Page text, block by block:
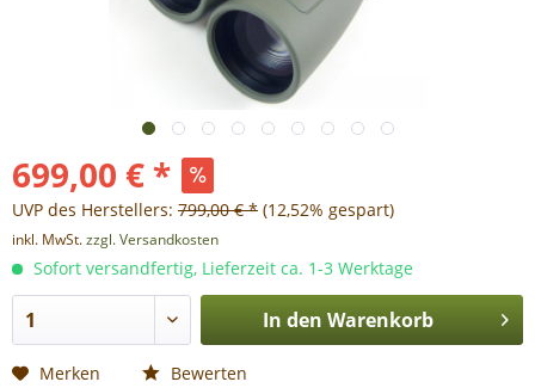
699,00 € *
UVP des Herstellers: 799,00 € * (12,52% gespart)
inkl. MwSt.zzgl. Versandkosten
Sofort versandfertig, Lieferzeit ca. 1-3 Werktage
In den Warenkorb
Merken Bewerten